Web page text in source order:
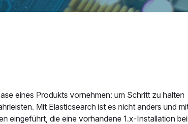
eines Produkts vornehmen: um Schritt zu halten
Mit Elasticsearch ist es nicht anders und
eingeführt, die eine vorhandene 1.x-Installation